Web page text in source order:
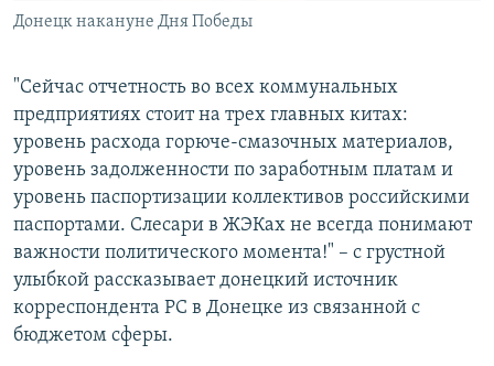
Донецк накануне Дня Победы
"Сейчас отчетность во всех коммунальных
предприятиях стоит на трех главных китах:
уровень расхода горюче-смазочных материалов,
уровень задолженности по заработным платам и
уровень паспортизации коллективов российскими
паспортами. Слесари в ЖЭКах не всегда понимают
важности политического момента!" – с грустной
улыбкой рассказывает донецкий источник
корреспондента РС в Донецке из связанной с
бюджетом сферы.